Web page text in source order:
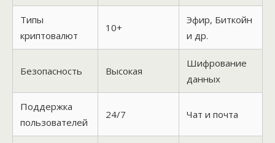
Типы
криптовалют
10+
Эфир, Биткойн
и др.
Безопасность Высокая
Шифрование
данных
Поддержка
пользователей
24/7 Чат и почта